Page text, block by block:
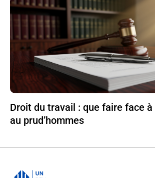
Droit du travail : que faire face
au prud’hommes